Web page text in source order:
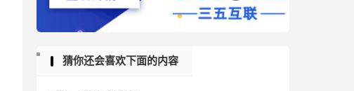
猜你还会喜欢下面的内容